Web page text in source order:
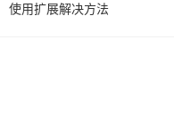
使用扩展解决方法